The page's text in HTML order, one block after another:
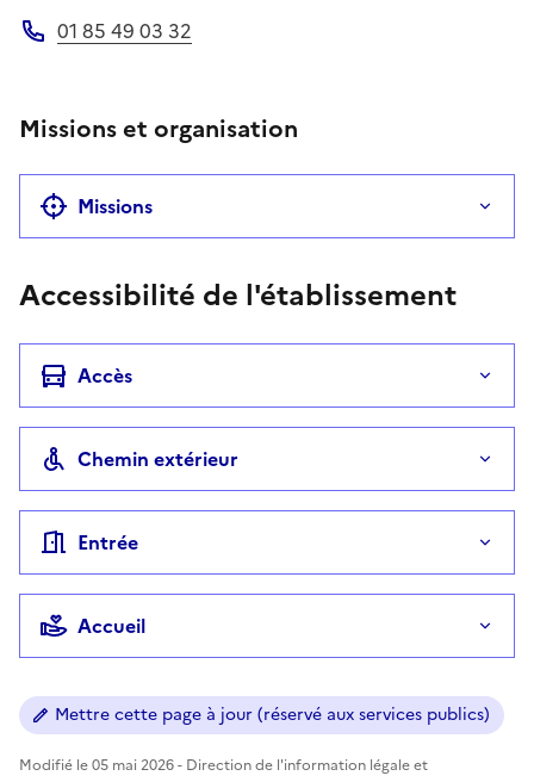
01 85 49 03 32
Missions et organisation
Missions
Accessibilité de l'établissement
Accès
Chemin extérieur
Entrée
Accueil
Mettre cette page à jour (réservé aux services publics)
Modifié le 05 mai 2026 - Direction de l'information légale et